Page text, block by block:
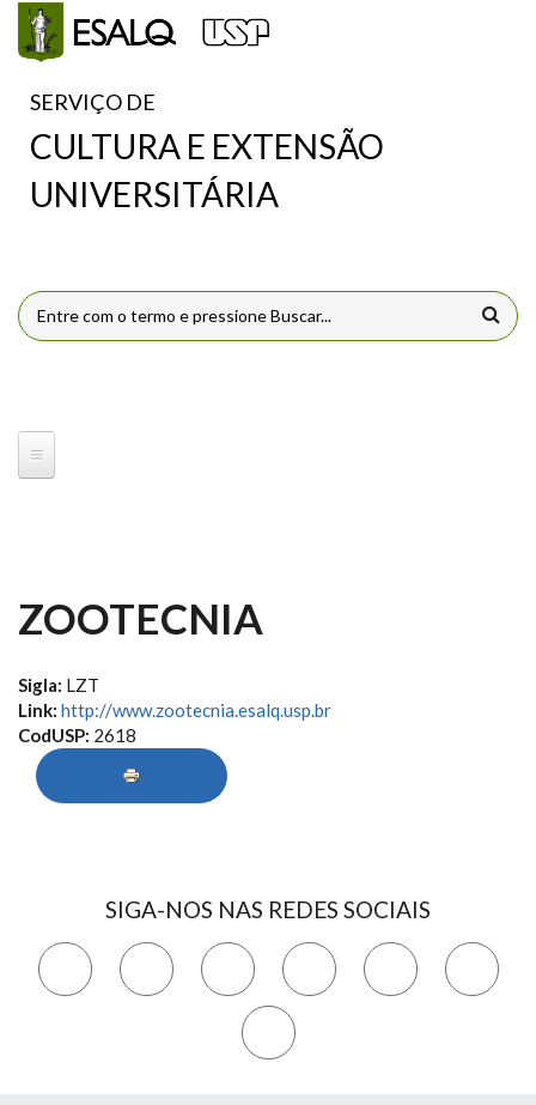
Pular para o conteúdo principal
SERVIÇO DE
CULTURA E EXTENSÃO
UNIVERSITÁRIA
FORMULÁRIO DE BUSCA
ZOOTECNIA
Sigla: LZT
Link: http://www.zootecnia.esalq.usp.br
CodUSP: 2618
SIGA-NOS NAS REDES SOCIAIS